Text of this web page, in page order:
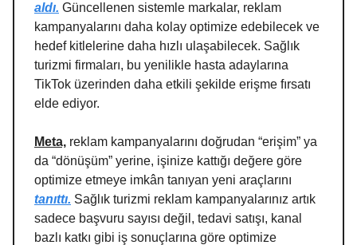
aldı. Güncellenen sistemle markalar, reklam
kampanyalarını daha kolay optimize edebilecek ve
hedef kitlelerine daha hızlı ulaşabilecek. Sağlık
turizmi firmaları, bu yenilikle hasta adaylarına
TikTok üzerinden daha etkili şekilde erişme fırsatı
elde ediyor.
Meta, reklam kampanyalarını doğrudan “erişim” ya
da “dönüşüm” yerine, işinize kattığı değere göre
optimize etmeye imkân tanıyan yeni araçlarını
tanıttı. Sağlık turizmi reklam kampanyalarınız artık
sadece başvuru sayısı değil, tedavi satışı, kanal
bazlı katkı gibi iş sonuçlarına göre optimize